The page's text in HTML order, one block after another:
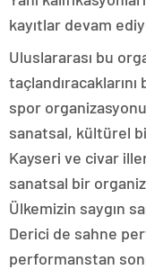
kayıtlar devam
Uluslararası bu
spor
sanatsal, kültürel
Kayseri ve civar
sanatsal bir
Ülkemizin saygın
Derici de sahne
performanstan